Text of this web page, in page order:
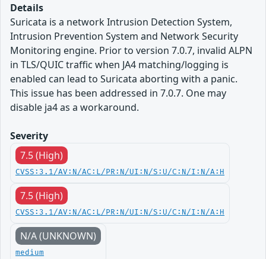
Details
Suricata is a network Intrusion Detection System,
Intrusion Prevention System and Network Security
Monitoring engine. Prior to version 7.0.7, invalid ALPN
in TLS/QUIC traffic when JA4 matching/logging is
enabled can lead to Suricata aborting with a panic.
This issue has been addressed in 7.0.7. One may
disable ja4 as a workaround.
Severity
7.5 (High)
CVSS:3.1/AV:N/AC:L/PR:N/UI:N/S:U/C:N/I:N/A:H
7.5 (High)
CVSS:3.1/AV:N/AC:L/PR:N/UI:N/S:U/C:N/I:N/A:H
N/A (UNKNOWN)
medium